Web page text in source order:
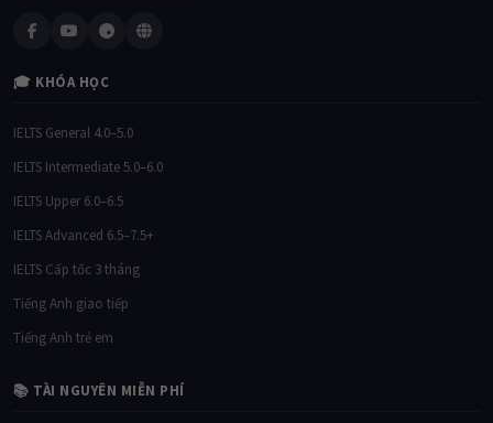
🎓 KHÓA HỌC
IELTS General 4.0–5.0
IELTS Intermediate 5.0–6.0
IELTS Upper 6.0–6.5
IELTS Advanced 6.5–7.5+
IELTS Cấp tốc 3 tháng
Tiếng Anh giao tiếp
Tiếng Anh trẻ em
📚 TÀI NGUYÊN MIỄN PHÍ